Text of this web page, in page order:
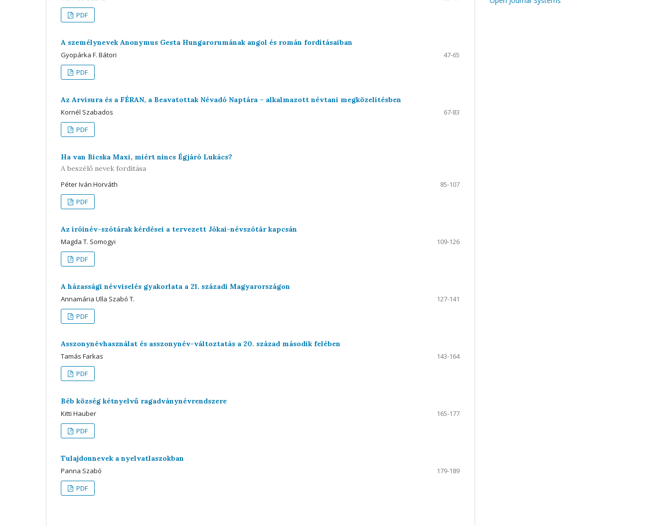
PDF
A személynevek Anonymus Gesta Hungarorumának angol és román fordításaiban
Gyopárka F. Bátori
47-65
PDF
Az Arvisura és a FÉRAN, a Beavatottak Névadó Naptára – alkalmazott névtani megközelítésben
Kornél Szabados
67-83
PDF
Ha van Bicska Maxi, miért nincs Égjáró Lukács?
A beszélő nevek fordítása
Péter Iván Horváth
85-107
PDF
Az íróinév-szótárak kérdései a tervezett Jókai-névszótár kapcsán
Magda T. Somogyi
109-126
PDF
A házassági névviselés gyakorlata a 21. századi Magyarországon
Annamária Ulla Szabó T.
127-141
PDF
Asszonynévhasználat és asszonynév-változtatás a 20. század második felében
Tamás Farkas
143-164
PDF
Béb község kétnyelvű ragadványnévrendszere
Kitti Hauber
165-177
PDF
Tulajdonnevek a nyelvatlaszokban
Panna Szabó
179-189
PDF